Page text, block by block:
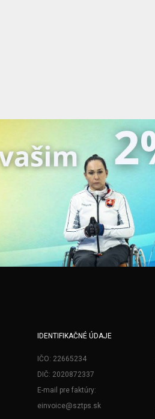
IDENTIFIKAČNÉ ÚDAJE
IČO: 22665234
DIČ: 2020872337
E-mail pre faktúry:
einvoice@sztps.sk